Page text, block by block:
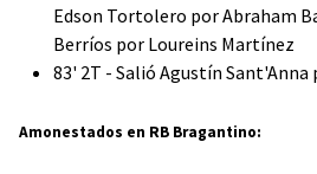
Edson Tortolero por Abraham
Berríos por Loureins Martínez
83' 2T - Salió Agustín Sant'Anna
Amonestados en RB Bragantino: